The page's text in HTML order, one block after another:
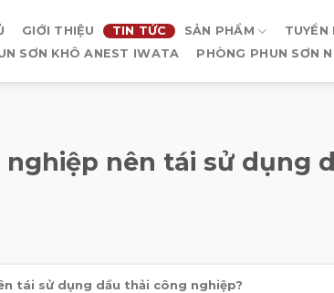
GIỚI THIỆU TIN TỨC SẢN PHẨM TUYỂN
SƠN KHÔ ANEST IWATA
PHÒNG PHUN SƠN
nghiệp nên tái sử dụng
tái sử dụng dầu thải công nghiệp?